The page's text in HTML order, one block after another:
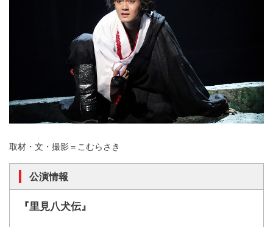
取材・文・撮影＝こむらさき
公演情報
『里見八犬伝』